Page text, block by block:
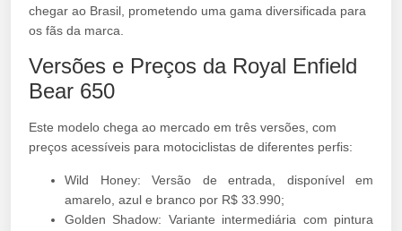
chegar ao Brasil, prometendo uma gama diversificada para
os fãs da marca.
Versões e Preços da Royal Enfield
Bear 650
Este modelo chega ao mercado em três versões, com
preços acessíveis para motociclistas de diferentes perfis:
Wild Honey: Versão de entrada, disponível em
amarelo, azul e branco por R$ 33.990;
Golden Shadow: Variante intermediária com pintura